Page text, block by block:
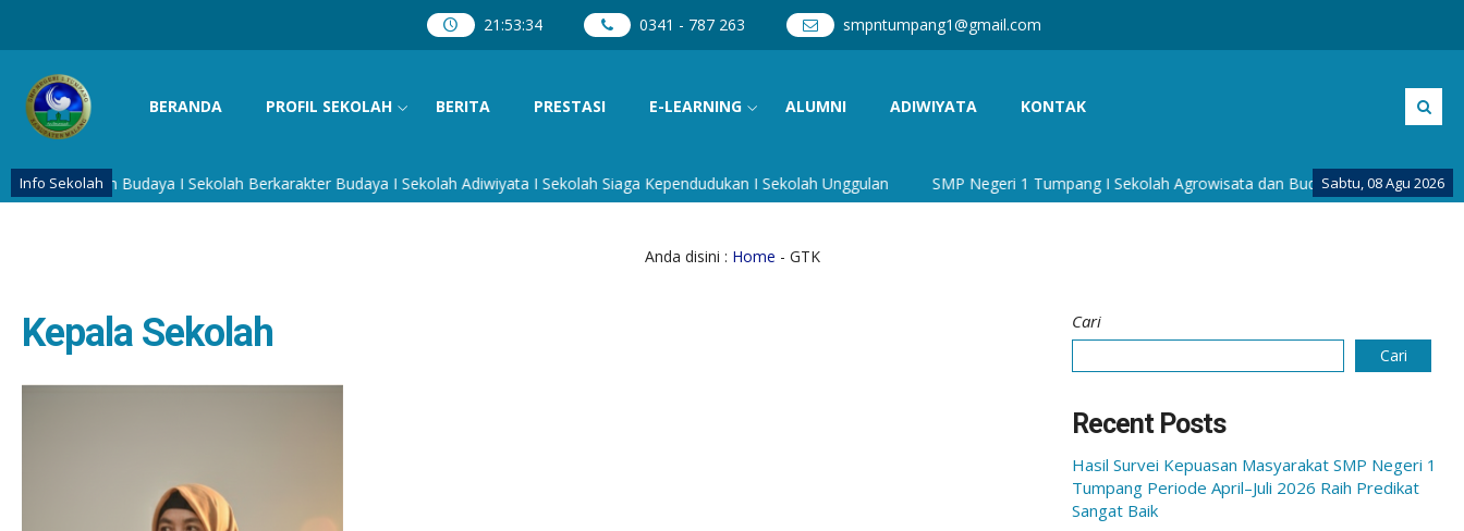
21:53:35 0341 - 787 263 smpntumpang1@gmail.com
BERANDA PROFIL SEKOLAH BERITA PRESTASI E-LEARNING ALUMNI ADIWIYATA KONTAK
Info Sekolah Sabtu, 08 Agu 2026
dan Budaya I Sekolah Berkarakter Budaya I Sekolah Adiwiyata I Sekolah Siaga Kependudukan I Sekolah Unggulan SMP Negeri 1 Tumpang I Sekolah Agrowisata dan Budaya I Sekolah
Anda disini : Home - GTK
Kepala Sekolah Cari
Cari
Recent Posts
Hasil Survei Kepuasan Masyarakat SMP Negeri 1
Tumpang Periode April–Juli 2026 Raih Predikat
Sangat Baik